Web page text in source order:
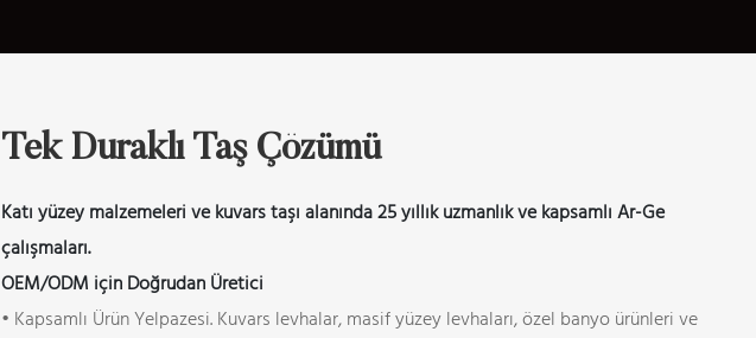
Tek Duraklı Taş Çözümü
Katı yüzey malzemeleri ve kuvars taşı alanında 25 yıllık uzmanlık ve kapsamlı Ar-Ge
çalışmaları.
OEM/ODM için Doğrudan Üretici
• Kapsamlı Ürün Yelpazesi. Kuvars levhalar, masif yüzey levhaları, özel banyo ürünleri ve